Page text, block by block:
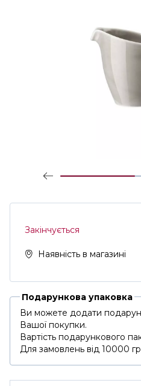
Закінчується
Наявність в магазині
Подарункова упаковка
Ви можете додати
Вашої покупки.
Вартість подарункового
Для замовлень від 10000